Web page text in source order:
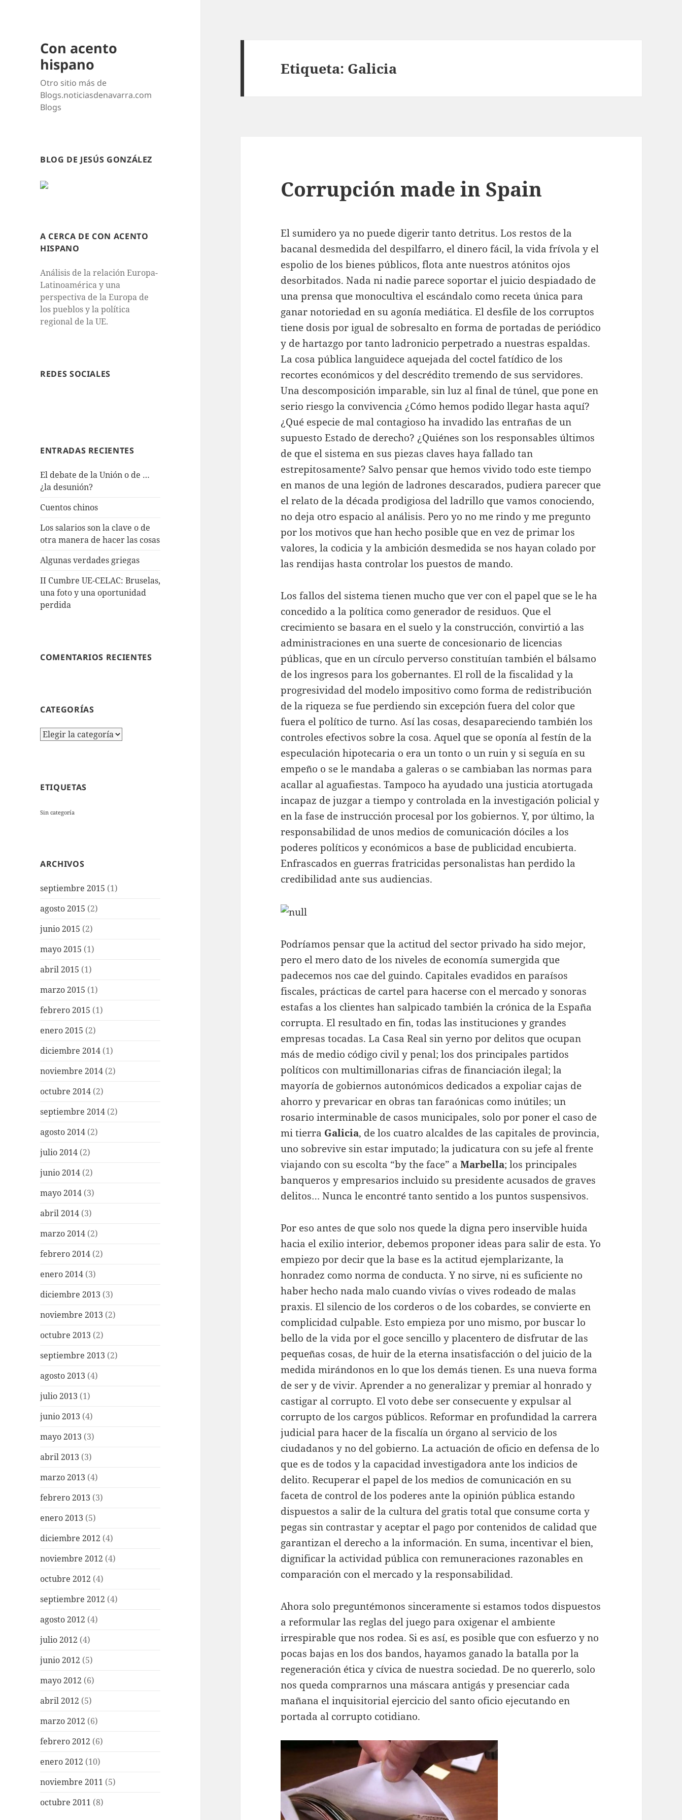
Con acento
hispano
Otro sitio más de
Blogs.noticiasdenavarra.com
Blogs
BLOG DE JESÚS GONZÁLEZ
A CERCA DE CON ACENTO
HISPANO
Análisis de la relación Europa-
Latinoamérica y una
perspectiva de la Europa de
los pueblos y la política
regional de la UE.
REDES SOCIALES
ENTRADAS RECIENTES
El debate de la Unión o de …
¿la desunión?
Cuentos chinos
Los salarios son la clave o de
otra manera de hacer las cosas
Algunas verdades griegas
II Cumbre UE-CELAC: Bruselas,
una foto y una oportunidad
perdida
COMENTARIOS RECIENTES
CATEGORÍAS
Categorías
ETIQUETAS
Sin categoría
ARCHIVOS
septiembre 2015 (1)
agosto 2015 (2)
junio 2015 (2)
mayo 2015 (1)
abril 2015 (1)
marzo 2015 (1)
febrero 2015 (1)
enero 2015 (2)
diciembre 2014 (1)
noviembre 2014 (2)
octubre 2014 (2)
septiembre 2014 (2)
agosto 2014 (2)
julio 2014 (2)
junio 2014 (2)
mayo 2014 (3)
abril 2014 (3)
marzo 2014 (2)
febrero 2014 (2)
enero 2014 (3)
diciembre 2013 (3)
noviembre 2013 (2)
octubre 2013 (2)
septiembre 2013 (2)
agosto 2013 (4)
julio 2013 (1)
junio 2013 (4)
mayo 2013 (3)
abril 2013 (3)
marzo 2013 (4)
febrero 2013 (3)
enero 2013 (5)
diciembre 2012 (4)
noviembre 2012 (4)
octubre 2012 (4)
septiembre 2012 (4)
agosto 2012 (4)
julio 2012 (4)
junio 2012 (5)
mayo 2012 (6)
abril 2012 (5)
marzo 2012 (6)
febrero 2012 (6)
enero 2012 (10)
noviembre 2011 (5)
octubre 2011 (8)
Etiqueta: Galicia
Corrupción made in Spain
El sumidero ya no puede digerir tanto detritus. Los restos de la
bacanal desmedida del despilfarro, el dinero fácil, la vida frívola y el
espolio de los bienes públicos, flota ante nuestros atónitos ojos
desorbitados. Nada ni nadie parece soportar el juicio despiadado de
una prensa que monocultiva el escándalo como receta única para
ganar notoriedad en su agonía mediática. El desfile de los corruptos
tiene dosis por igual de sobresalto en forma de portadas de periódico
y de hartazgo por tanto ladronicio perpetrado a nuestras espaldas.
La cosa pública languidece aquejada del coctel fatídico de los
recortes económicos y del descrédito tremendo de sus servidores.
Una descomposición imparable, sin luz al final de túnel, que pone en
serio riesgo la convivencia ¿Cómo hemos podido llegar hasta aquí?
¿Qué especie de mal contagioso ha invadido las entrañas de un
supuesto Estado de derecho? ¿Quiénes son los responsables últimos
de que el sistema en sus piezas claves haya fallado tan
estrepitosamente? Salvo pensar que hemos vivido todo este tiempo
en manos de una legión de ladrones descarados, pudiera parecer que
el relato de la década prodigiosa del ladrillo que vamos conociendo,
no deja otro espacio al análisis. Pero yo no me rindo y me pregunto
por los motivos que han hecho posible que en vez de primar los
valores, la codicia y la ambición desmedida se nos hayan colado por
las rendijas hasta controlar los puestos de mando.
Los fallos del sistema tienen mucho que ver con el papel que se le ha
concedido a la política como generador de residuos. Que el
crecimiento se basara en el suelo y la construcción, convirtió a las
administraciones en una suerte de concesionario de licencias
públicas, que en un círculo perverso constituían también el bálsamo
de los ingresos para los gobernantes. El roll de la fiscalidad y la
progresividad del modelo impositivo como forma de redistribución
de la riqueza se fue perdiendo sin excepción fuera del color que
fuera el político de turno. Así las cosas, desapareciendo también los
controles efectivos sobre la cosa. Aquel que se oponía al festín de la
especulación hipotecaria o era un tonto o un ruin y si seguía en su
empeño o se le mandaba a galeras o se cambiaban las normas para
acallar al aguafiestas. Tampoco ha ayudado una justicia atortugada
incapaz de juzgar a tiempo y controlada en la investigación policial y
en la fase de instrucción procesal por los gobiernos. Y, por último, la
responsabilidad de unos medios de comunicación dóciles a los
poderes políticos y económicos a base de publicidad encubierta.
Enfrascados en guerras fratricidas personalistas han perdido la
credibilidad ante sus audiencias.
Podríamos pensar que la actitud del sector privado ha sido mejor,
pero el mero dato de los niveles de economía sumergida que
padecemos nos cae del guindo. Capitales evadidos en paraísos
fiscales, prácticas de cartel para hacerse con el mercado y sonoras
estafas a los clientes han salpicado también la crónica de la España
corrupta. El resultado en fin, todas las instituciones y grandes
empresas tocadas. La Casa Real sin yerno por delitos que ocupan
más de medio código civil y penal; los dos principales partidos
políticos con multimillonarias cifras de financiación ilegal; la
mayoría de gobiernos autonómicos dedicados a expoliar cajas de
ahorro y prevaricar en obras tan faraónicas como inútiles; un
rosario interminable de casos municipales, solo por poner el caso de
mi tierra Galicia, de los cuatro alcaldes de las capitales de provincia,
uno sobrevive sin estar imputado; la judicatura con su jefe al frente
viajando con su escolta “by the face” a Marbella; los principales
banqueros y empresarios incluido su presidente acusados de graves
delitos… Nunca le encontré tanto sentido a los puntos suspensivos.
Por eso antes de que solo nos quede la digna pero inservible huida
hacia el exilio interior, debemos proponer ideas para salir de esta. Yo
empiezo por decir que la base es la actitud ejemplarizante, la
honradez como norma de conducta. Y no sirve, ni es suficiente no
haber hecho nada malo cuando vivías o vives rodeado de malas
praxis. El silencio de los corderos o de los cobardes, se convierte en
complicidad culpable. Esto empieza por uno mismo, por buscar lo
bello de la vida por el goce sencillo y placentero de disfrutar de las
pequeñas cosas, de huir de la eterna insatisfacción o del juicio de la
medida mirándonos en lo que los demás tienen. Es una nueva forma
de ser y de vivir. Aprender a no generalizar y premiar al honrado y
castigar al corrupto. El voto debe ser consecuente y expulsar al
corrupto de los cargos públicos. Reformar en profundidad la carrera
judicial para hacer de la fiscalía un órgano al servicio de los
ciudadanos y no del gobierno. La actuación de oficio en defensa de lo
que es de todos y la capacidad investigadora ante los indicios de
delito. Recuperar el papel de los medios de comunicación en su
faceta de control de los poderes ante la opinión pública estando
dispuestos a salir de la cultura del gratis total que consume corta y
pegas sin contrastar y aceptar el pago por contenidos de calidad que
garantizan el derecho a la información. En suma, incentivar el bien,
dignificar la actividad pública con remuneraciones razonables en
comparación con el mercado y la responsabilidad.
Ahora solo preguntémonos sinceramente si estamos todos dispuestos
a reformular las reglas del juego para oxigenar el ambiente
irrespirable que nos rodea. Si es así, es posible que con esfuerzo y no
pocas bajas en los dos bandos, hayamos ganado la batalla por la
regeneración ética y cívica de nuestra sociedad. De no quererlo, solo
nos queda comprarnos una máscara antigás y presenciar cada
mañana el inquisitorial ejercicio del santo oficio ejecutando en
portada al corrupto cotidiano.